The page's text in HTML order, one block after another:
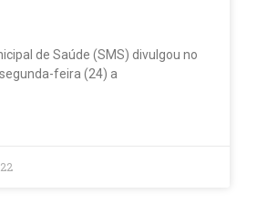
de Saúde (SMS) divulgou no
feira (24) a